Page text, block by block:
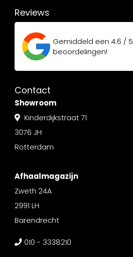
Reviews
Gemiddeld een 4.6 / 5
beoordelingen!
Contact
Showroom
Kinderdijkstraat 71
3076 JH
Rotterdam
Afhaalmagazijn
Zweth 24A
2991 LH
Barendrecht
010 - 3338210